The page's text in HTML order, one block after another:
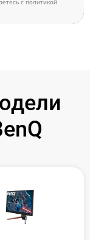
cполитикой